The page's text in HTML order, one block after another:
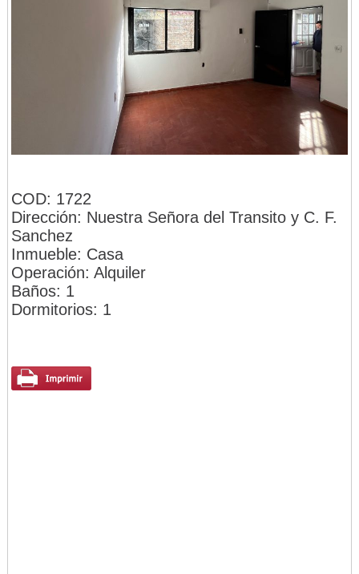
COD: 1722
Dirección: Nuestra Señora del Transito y C. F.
Sanchez
Inmueble: Casa
Operación: Alquiler
Baños: 1
Dormitorios: 1